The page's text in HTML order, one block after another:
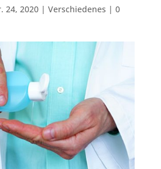
24, 2020| Verschiedenes | 0